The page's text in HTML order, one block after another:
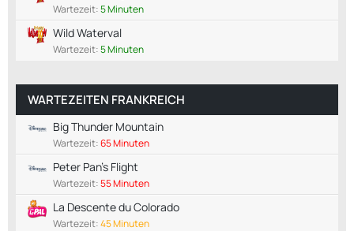
Wartezeit:5 Minuten
Wild Waterval
Wartezeit:5 Minuten
WARTEZEITEN FRANKREICH
Big Thunder Mountain
Wartezeit:65 Minuten
Peter Pan's Flight
Wartezeit:55 Minuten
La Descente du Colorado
Wartezeit:45 Minuten